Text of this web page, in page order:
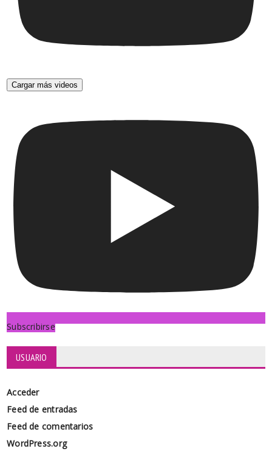
Cargar más videos
Subscribirse
USUARIO
Acceder
Feed de entradas
Feed de comentarios
WordPress.org